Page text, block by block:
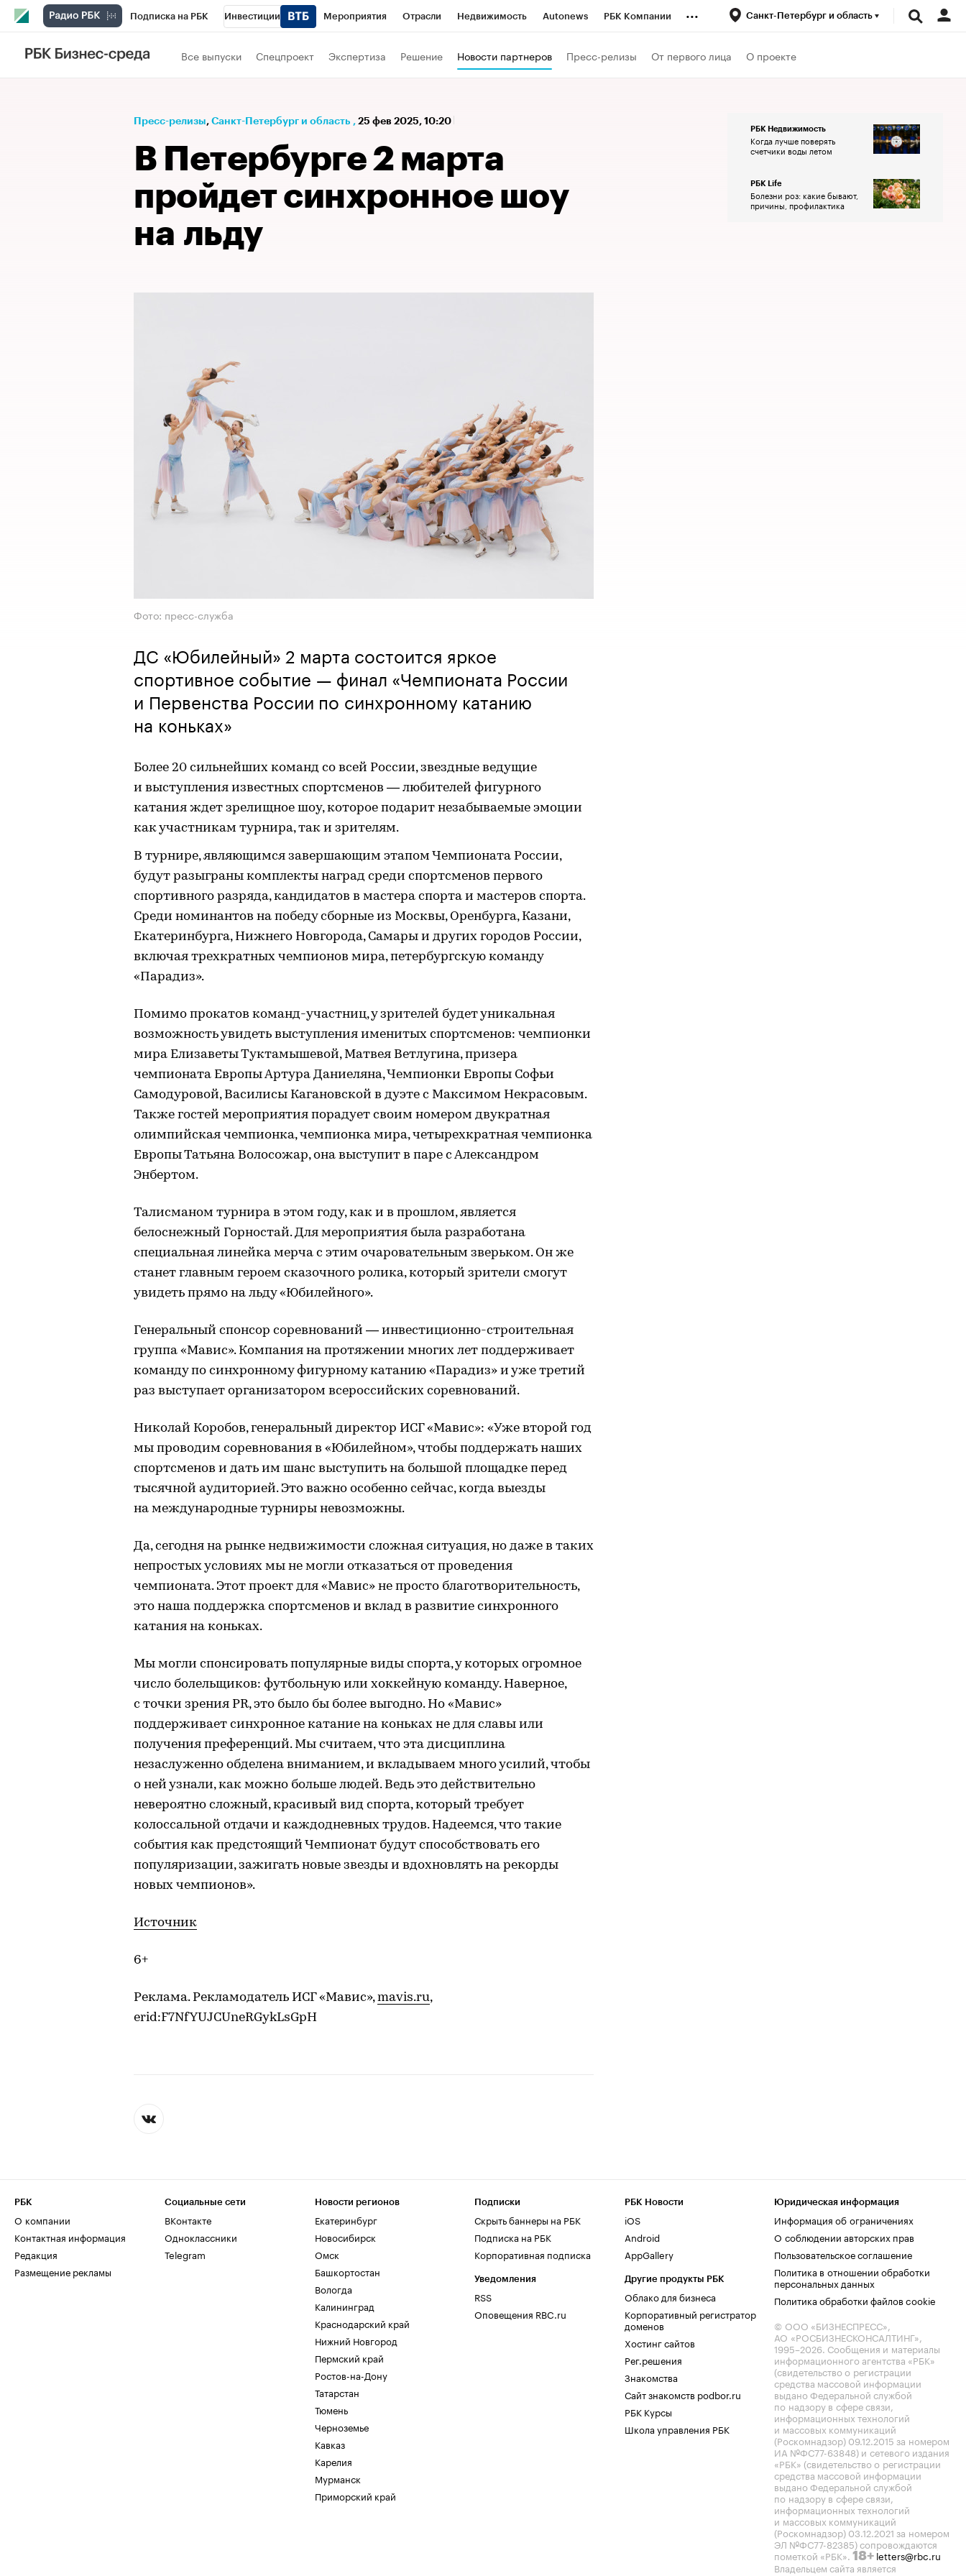
Подписка на РБК Инвестиции Мероприятия Отрасли Недвижимость Autonews РБК Компании
Телеканал
Спецпроекты Проверка контрагентов Политика
... Санкт-Петербург и область
Все выпуски Спецпроект Экспертиза Решение Новости партнеров Пресс-релизы От первого лица О проекте
Пресс-релизы⁠, Санкт-Петербург и область , 25 фев 2025, 10:20
В Петербурге 2 марта
пройдет синхронное шоу
на льду
Фото: пресс-служба
ДС «Юбилейный» 2 марта состоится яркое
спортивное событие — финал «Чемпионата России
и Первенства России по синхронному катанию
на коньках»
Более 20 сильнейших команд со всей России, звездные ведущие
и выступления известных спортсменов — любителей фигурного
катания ждет зрелищное шоу, которое подарит незабываемые эмоции
как участникам турнира, так и зрителям.
В турнире, являющимся завершающим этапом Чемпионата России,
будут разыграны комплекты наград среди спортсменов первого
спортивного разряда, кандидатов в мастера спорта и мастеров спорта.
Среди номинантов на победу сборные из Москвы, Оренбурга, Казани,
Екатеринбурга, Нижнего Новгорода, Самары и других городов России,
включая трехкратных чемпионов мира, петербургскую команду
«Парадиз».
Помимо прокатов команд-участниц, у зрителей будет уникальная
возможность увидеть выступления именитых спортсменов: чемпионки
мира Елизаветы Туктамышевой, Матвея Ветлугина, призера
чемпионата Европы Артура Даниеляна, Чемпионки Европы Софьи
Самодуровой, Василисы Кагановской в дуэте с Максимом Некрасовым.
Также гостей мероприятия порадует своим номером двукратная
олимпийская чемпионка, чемпионка мира, четырехкратная чемпионка
Европы Татьяна Волосожар, она выступит в паре с Александром
Энбертом.
Талисманом турнира в этом году, как и в прошлом, является
белоснежный Горностай. Для мероприятия была разработана
специальная линейка мерча с этим очаровательным зверьком. Он же
станет главным героем сказочного ролика, который зрители смогут
увидеть прямо на льду «Юбилейного».
Генеральный спонсор соревнований — инвестиционно-строительная
группа «Мавис». Компания на протяжении многих лет поддерживает
команду по синхронному фигурному катанию «Парадиз» и уже третий
раз выступает организатором всероссийских соревнований.
Николай Коробов, генеральный директор ИСГ «Мавис»: «Уже второй год
мы проводим соревнования в «Юбилейном», чтобы поддержать наших
спортсменов и дать им шанс выступить на большой площадке перед
тысячной аудиторией. Это важно особенно сейчас, когда выезды
на международные турниры невозможны.
Да, сегодня на рынке недвижимости сложная ситуация, но даже в таких
непростых условиях мы не могли отказаться от проведения
чемпионата. Этот проект для «Мавис» не просто благотворительность,
это наша поддержка спортсменов и вклад в развитие синхронного
катания на коньках.
Мы могли спонсировать популярные виды спорта, у которых огромное
число болельщиков: футбольную или хоккейную команду. Наверное,
с точки зрения PR, это было бы более выгодно. Но «Мавис»
поддерживает синхронное катание на коньках не для славы или
получения преференций. Мы считаем, что эта дисциплина
незаслуженно обделена вниманием, и вкладываем много усилий, чтобы
о ней узнали, как можно больше людей. Ведь это действительно
невероятно сложный, красивый вид спорта, который требует
колоссальной отдачи и каждодневных трудов. Надеемся, что такие
события как предстоящий Чемпионат будут способствовать его
популяризации, зажигать новые звезды и вдохновлять на рекорды
новых чемпионов».
Источник
6+
Реклама. Рекламодатель ИСГ «Мавис»,mavis.ru,
erid:F7NfYUJCUneRGykLsGpH
РБК Недвижимость
Когда лучше поверять
счетчики воды летом
РБК Life
Болезни роз: какие бывают,
причины, профилактика
РБК
О компании
Контактная информация
Редакция
Размещение рекламы
Социальные сети
ВКонтакте
Одноклассники
Telegram
Новости регионов
Екатеринбург
Новосибирск
Омск
Башкортостан
Вологда
Калининград
Краснодарский край
Нижний Новгород
Пермский край
Ростов-на-Дону
Татарстан
Тюмень
Черноземье
Кавказ
Карелия
Мурманск
Приморский край
Подписки
Скрыть баннеры на РБК
Подписка на РБК
Корпоративная подписка
Уведомления
RSS
Оповещения RBC.ru
РБК Новости
iOS
Android
AppGallery
Другие продукты РБК
Облако для бизнеса
Корпоративный регистратор
доменов
Хостинг сайтов
Рег.решения
Знакомства
Сайт знакомств podbor.ru
РБК Курсы
Школа управления РБК
Юридическая информация
Информация об ограничениях
О соблюдении авторских прав
Пользовательское соглашение
Политика в отношении обработки
персональных данных
Политика обработки файлов cookie
© ООО «БИЗНЕСПРЕСС»,
АО «РОСБИЗНЕСКОНСАЛТИНГ»,
1995–2026. Сообщения и материалы
информационного агентства «РБК»
(свидетельство о регистрации
средства массовой информации
выдано Федеральной службой
по надзору в сфере связи,
информационных технологий
и массовых коммуникаций
(Роскомнадзор) 09.12.2015 за номером
ИА №ФС77-63848) и сетевого издания
«РБК» (свидетельство о регистрации
средства массовой информации
выдано Федеральной службой
по надзору в сфере связи,
информационных технологий
и массовых коммуникаций
(Роскомнадзор) 03.12.2021 за номером
ЭЛ №ФС77-82385) сопровождаются
пометкой «РБК». 18+ letters@rbc.ru
Владельцем сайта является